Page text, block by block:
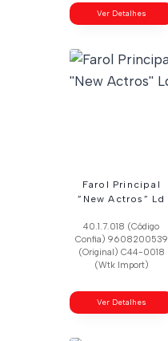
Ver Detalhes
Farol Principal
”New Actros” Ld
40.1.7.018 (Código
Confia) 9608200539
(Original) C44-0018
(Wtk Import)
Ver Detalhes